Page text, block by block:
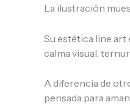
La ilustración
Su estética line art
calma visual,
A diferencia de
pensada para